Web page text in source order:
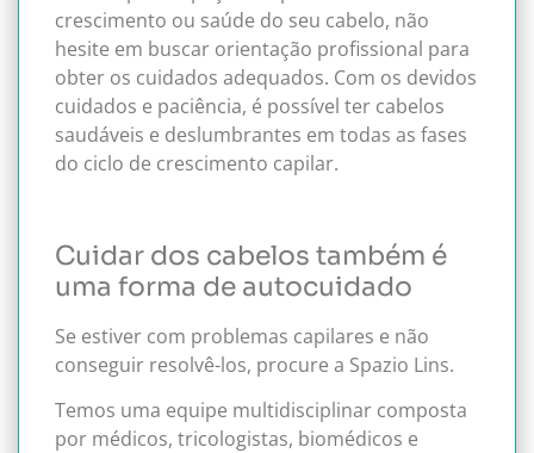
crescimento ou saúde do seu cabelo, não
hesite em buscar orientação profissional para
obter os cuidados adequados. Com os devidos
cuidados e paciência, é possível ter cabelos
saudáveis e deslumbrantes em todas as fases
do ciclo de crescimento capilar.
Cuidar dos cabelos também é
uma forma de autocuidado
Se estiver com problemas capilares e não
conseguir resolvê-los, procure a Spazio Lins.
Temos uma equipe multidisciplinar composta
por médicos, tricologistas, biomédicos e